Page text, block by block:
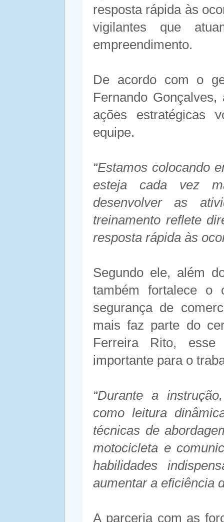
resposta rápida às
vigilantes que
empreendimento.
De acordo com o
Fernando
ações estratégicas
equipe.
“Estamos colocando
esteja cada vez
desenvolver as
treinamento reflete
resposta rápida às
Segundo ele, além
também fortalece o
segurança de
mais faz parte do
Ferreira Rito, esse
importante para o
“Durante a
como leitura
técnicas de
motocicleta e
habilidades
aumentar a eficiência
A parceria com as